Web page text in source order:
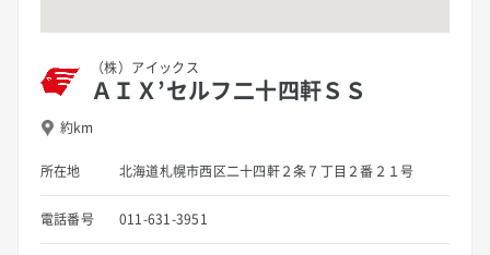
（株）アイックス
ＡＩＸ’セルフ二十四軒ＳＳ
約km
所在地 北海道札幌市西区二十四軒２条７丁目２番２１号
電話番号 011-631-3951